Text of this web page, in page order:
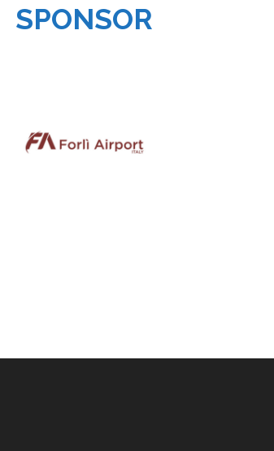
SPONSOR